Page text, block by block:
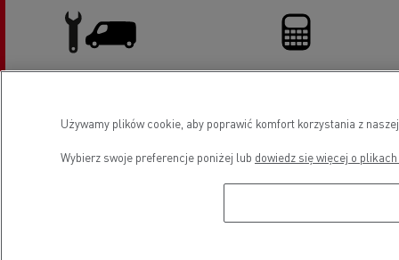
Używamy plików cookie, aby poprawić komfort korzystania z
Wybierz swoje preferencje poniżej lub dowiedz się więcej o